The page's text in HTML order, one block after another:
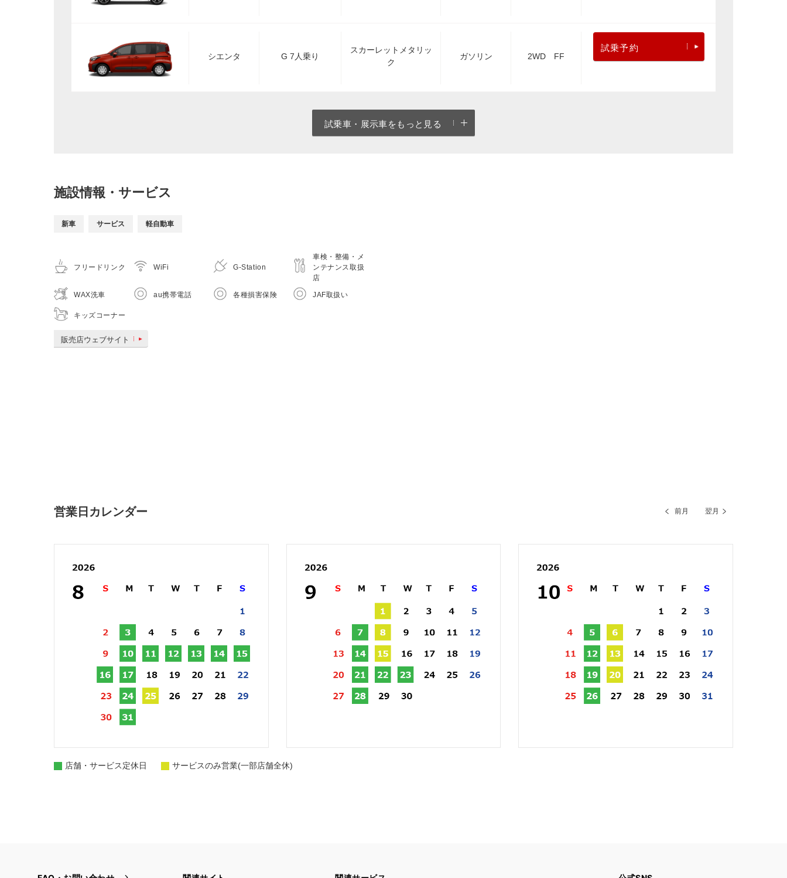
シエンタ G 7人乗り
スカーレットメタリッ
ク
ガソリン 2WD FF
試乗予約
試乗車・展示車をもっと見る
施設情報・サービス
新車 サービス 軽自動車
フリードリンク WiFi G-Station
車検・整備・メ
ンテナンス取扱
店
WAX洗車 au携帯電話 各種損害保険 JAF取扱い
キッズコーナー
販売店ウェブサイト
営業日カレンダー 前月 翌月
店舗・サービス定休日 サービスのみ営業(一部店舗全休)